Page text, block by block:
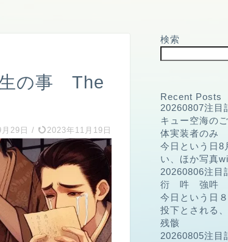
の事 The
29日 / 2023年11月19日
検索
Recent Posts
20260807注
キュー空海の
体実装者のみ
今日という日
い、ほか写真
20260806注
衍 吽 強吽
今日という日
投下とされる
残骸
20260805注